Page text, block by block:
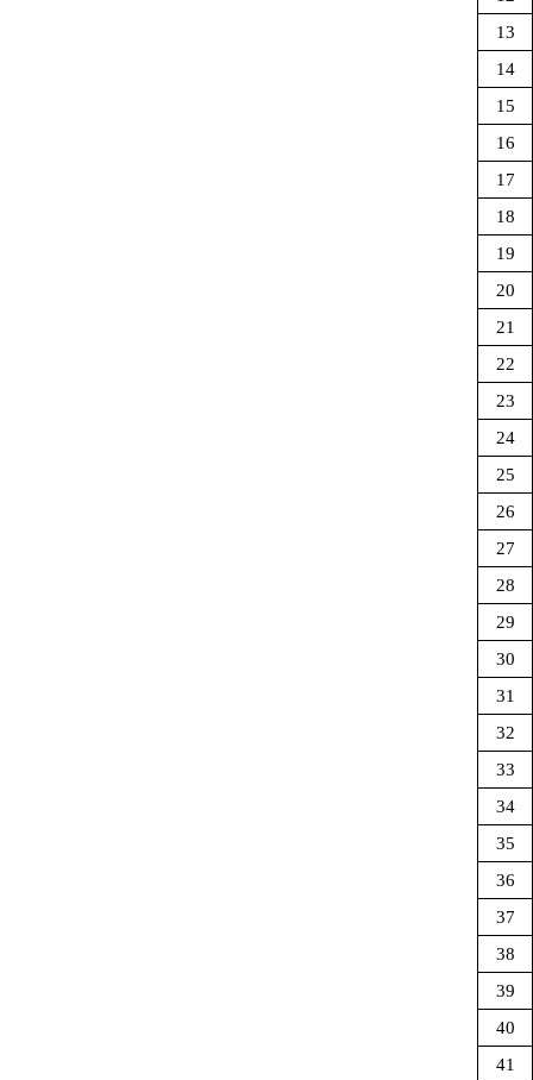
13
14
15
16
17
18
19
20
21
22
23
24
25
26
27
28
29
30
31
32
33
34
35
36
37
38
39
40
41